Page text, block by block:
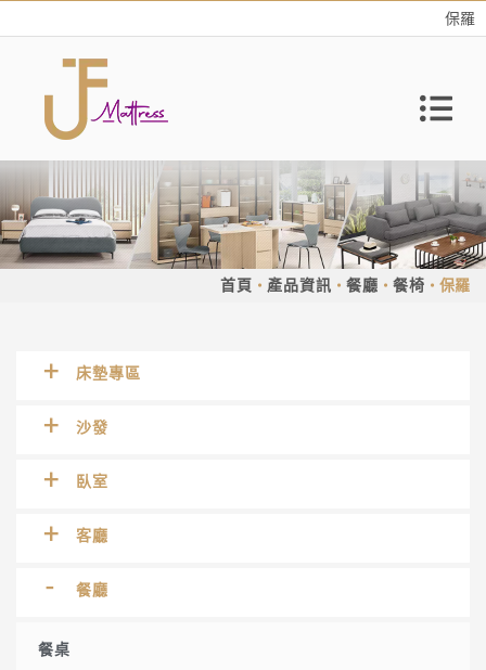
保羅
首頁 產品資訊 餐廳 餐椅 保羅
床墊專區
沙發
臥室
客廳
餐廳
餐桌